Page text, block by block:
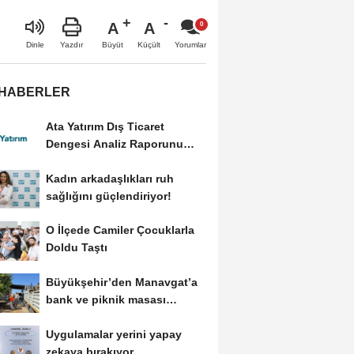
Dinle Yazdır
A
Büyüt
A
Küçült Yorumlar
Ata Yatırım Dış Ticaret
Dengesi Analiz Raporunu
Kadın arkadaşlıkları ruh
sağlığını güçlendiriyor!
O İlçede Camiler Çocuklarla
Doldu Taştı
Büyükşehir’den Manavgat’a
bank ve piknik masası
Uygulamalar yerini yapay